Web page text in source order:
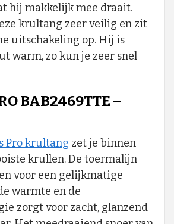
hij makkelijk mee draait.
krultang zeer veilig en zit
uitschakeling op. Hij is
warm, zo kun je zeer snel
BAB2469TTE –
Pro krultang zet je binnen
krullen. De toermalijn
voor een gelijkmatige
warmte en de
zorgt voor zacht, glanzend